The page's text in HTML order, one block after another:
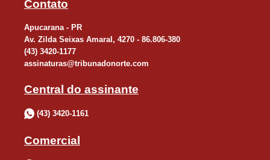
Contato
Apucarana - PR
Av. Zilda Seixas Amaral, 4270 - 86.806-380
(43) 3420-1177
assinaturas@tribunadonorte.com
Central do assinante
(43) 3420-1161
Comercial